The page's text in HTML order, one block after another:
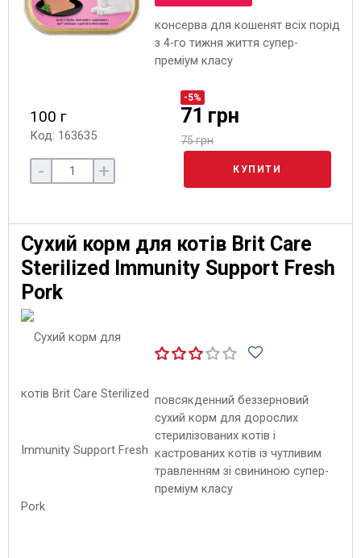
консерва для кошенят всіх порід
з 4-го тижня життя супер-
преміум класу
100 г
Код: 163635
-5%
71 грн
75 грн
- + КУПИТИ
Сухий корм для котів Brit Care
Sterilized Immunity Support Fresh
Pork
повсякденний беззерновий
сухий корм для дорослих
стерилізованих котів і
кастрованих котів із чутливим
травленням зі свининою супер-
преміум класу